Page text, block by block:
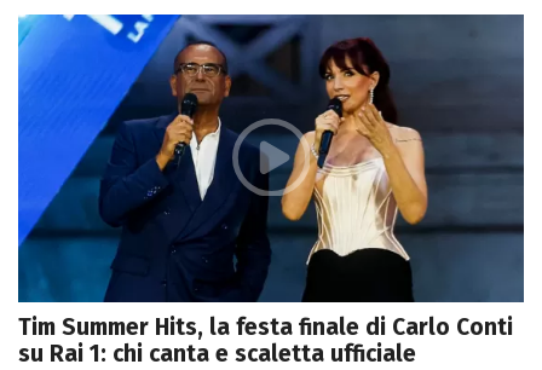
Tim Summer Hits, la festa finale di Carlo Conti
su Rai 1: chi canta e scaletta ufficiale